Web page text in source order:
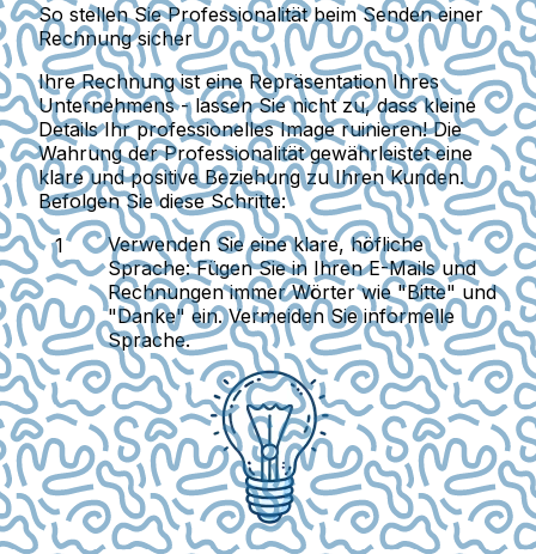
So stellen Sie Professionalität beim Senden einer
Rechnung sicher
Ihre Rechnung ist eine Repräsentation Ihres
Unternehmens - lassen Sie nicht zu, dass kleine
Details Ihr professionelles Image ruinieren! Die
Wahrung der Professionalität gewährleistet eine
klare und positive Beziehung zu Ihren Kunden.
Befolgen Sie diese Schritte:
Verwenden Sie eine klare, höfliche
Sprache: Fügen Sie in Ihren E-Mails und
Rechnungen immer Wörter wie "Bitte" und
"Danke" ein. Vermeiden Sie informelle
Sprache.